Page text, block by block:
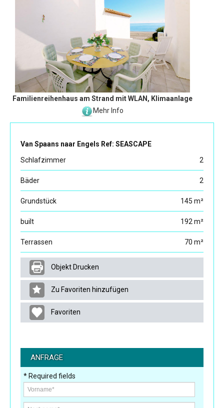
Familienreihenhaus am Strand mit WLAN, Klimaanlage
Mehr Info
Van Spaans naar Engels Ref: SEASCAPE
Schlafzimmer
2
Bäder 2
Grundstück 145 m²
built 192 m²
Terrassen 70 m²
Objekt Drucken
Zu Favoriten hinzufügen
Favoriten
ANFRAGE
* Required fields